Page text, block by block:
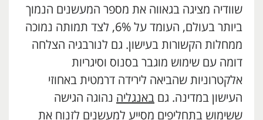
שוודיה מציגה בגאווה את מספר המעשנים הנמוך
ביותר בעולם, העומד על 6%, לצד תמותה נמוכה
ממחלות הקשורות בעישון. גם לנורבגיה הצלחה
דומה עם שימוש מוגבר בסנוס וסיגריות
אלקטרוניות שהביאה לירידה דרמטית באחוזי
העישון במדינה. גם באנגליה נהוגה הגישה
ששימוש בתחליפים מסייע למעשנים לזנוח את